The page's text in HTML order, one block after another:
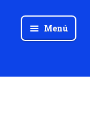
Menú